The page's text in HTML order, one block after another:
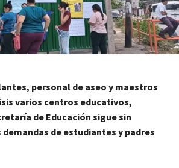
personal de aseo y maestros
varios centros educativos,
de Educación sigue sin
demandas de estudiantes y padres